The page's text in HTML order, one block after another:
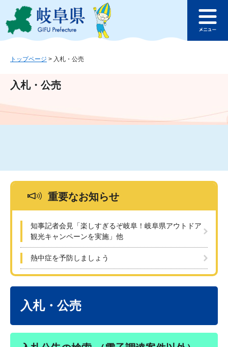
ジ
ュ
文
このページの本文へ
ュ
トップページ > 入札・公売
入札・公売
重要なお知らせ
知事記者会見「楽しすぎるぞ岐阜！岐阜県アウトドア
観光キャンペーンを実施」他
熱中症を予防しましょう
入札・公売